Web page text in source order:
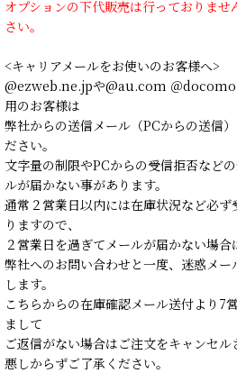
オプションの下代販売は行っておりま
さい。
<キャリアメールをお使いのお客様へ>
@ezweb.ne.jpや@au.com ＠
用のお客様は
弊社からの送信メール（PCからの送信
ださい。
文字量の制限やPCからの受信拒否など
ルが届かない事があります。
通常２営業日以内には在庫状況など必
りますので、
２営業日を過ぎてメールが届かない場合
弊社へのお問い合わせと一度、迷惑メ
します。
こちらからの在庫確認メール送付より7
まして
ご返信がない場合はご注文をキャンセル
悪しからずご了承ください。